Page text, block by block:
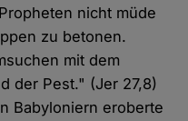
nicht müde
zu betonen.
mit dem
der Pest." (Jer 27,8)
Babyloniern eroberte